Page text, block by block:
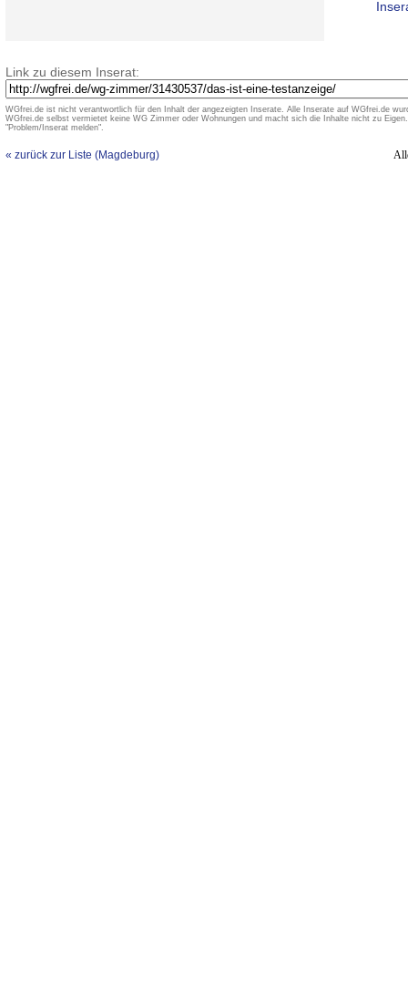
Link zu diesem Inserat:
WGfrei.de ist nicht verantwortlich für den Inhalt der angezeigten Inserate. Alle Inserate auf WGfrei.de
WGfrei.de selbst vermietet keine WG Zimmer oder Wohnungen und macht sich die Inhalte nicht zu
"Problem/Inserat melden".
« zurück zur Liste (Magdeburg)